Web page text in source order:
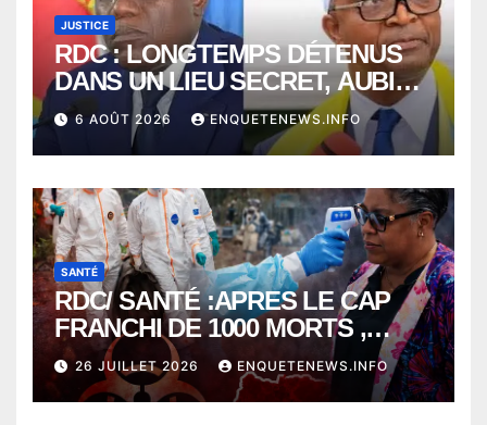
JUSTICE
RDC : LONGTEMPS DÉTENUS
DANS UN LIEU SECRET, AUBIN
MINAKU ET EMMANUEL
SHADARY TRANSFÉRÉS À
L’AUDITORAT MILITAIRE
6 AOÛT 2026 ENQUETENEWS.INFO
SANTÉ
RDC/ SANTÉ :APRES LE CAP
FRANCHI DE 1000 MORTS ,
EBOLA BAT SON RECORD AVEC
PLUS DE 400 DÉCÈS EN
SEULEMENT UNE SEMAINE
26 JUILLET 2026 ENQUETENEWS.INFO